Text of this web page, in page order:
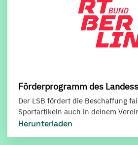
Förderprogramm des
Der LSB fördert die Beschaffung
Sportartikeln auch in deinem
Herunterladen